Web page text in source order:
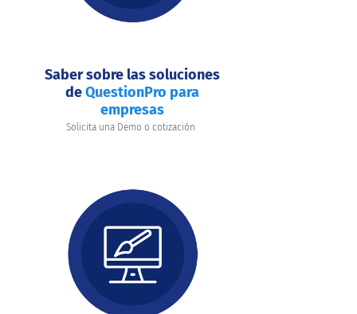
Saber sobre las soluciones
deQuestionPro para
empresas
Solicita una Demo o cotización